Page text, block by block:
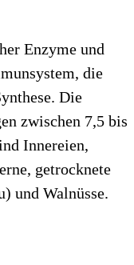
Enzyme und
die
Die
zwischen 7,5 bis
Inner­eien,
getrocknete
und Walnüsse.